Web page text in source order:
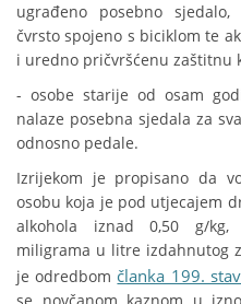
ugrađeno posebno
čvrsto spojeno s biciklom te
i uredno pričvršćenu zaštitnu
- osobe starije od osam
nalaze posebna sjedala za
odnosno pedale.
Izrijekom je propisano da
osobu koja je pod utjecajem
alkohola iznad 0,50 g/kg,
miligrama u litre izdahnutog
je odredbom članka 199.